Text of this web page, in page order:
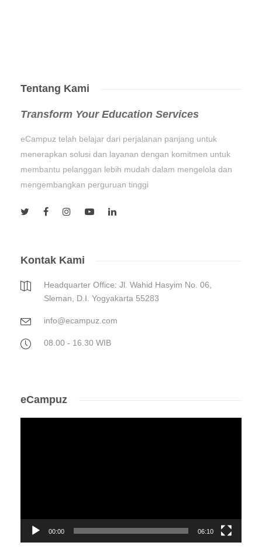
Tentang Kami
Transform Your Education Services
eCampuz telah belajar dari perjalanan panjang untuk
menerapkan solusi dan layanan dengan komitmen untuk
membantu pelanggan lebih mudah dalam mengelola dan
mengembangkan perguruan tinggi
Kontak Kami
Headquarter Office: Jl. Wahid Hasyim No. 06,
Sleman, D.I. Yogyakarta 55283
info@ecampuz.com
08.00 - 16.30 WIB
eCampuz
00:00 06:10